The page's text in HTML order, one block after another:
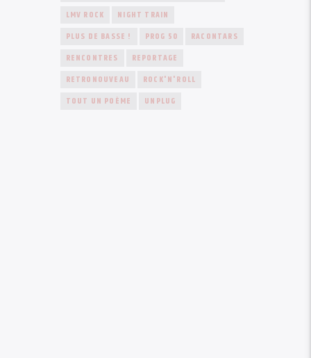
LMV ROCK
NIGHT TRAIN
PLUS DE BASSE !
PROG 50
RACONTARS
RENCONTRES
REPORTAGE
RETRONOUVEAU
ROCK'N'ROLL
TOUT UN POÈME
UNPLUG